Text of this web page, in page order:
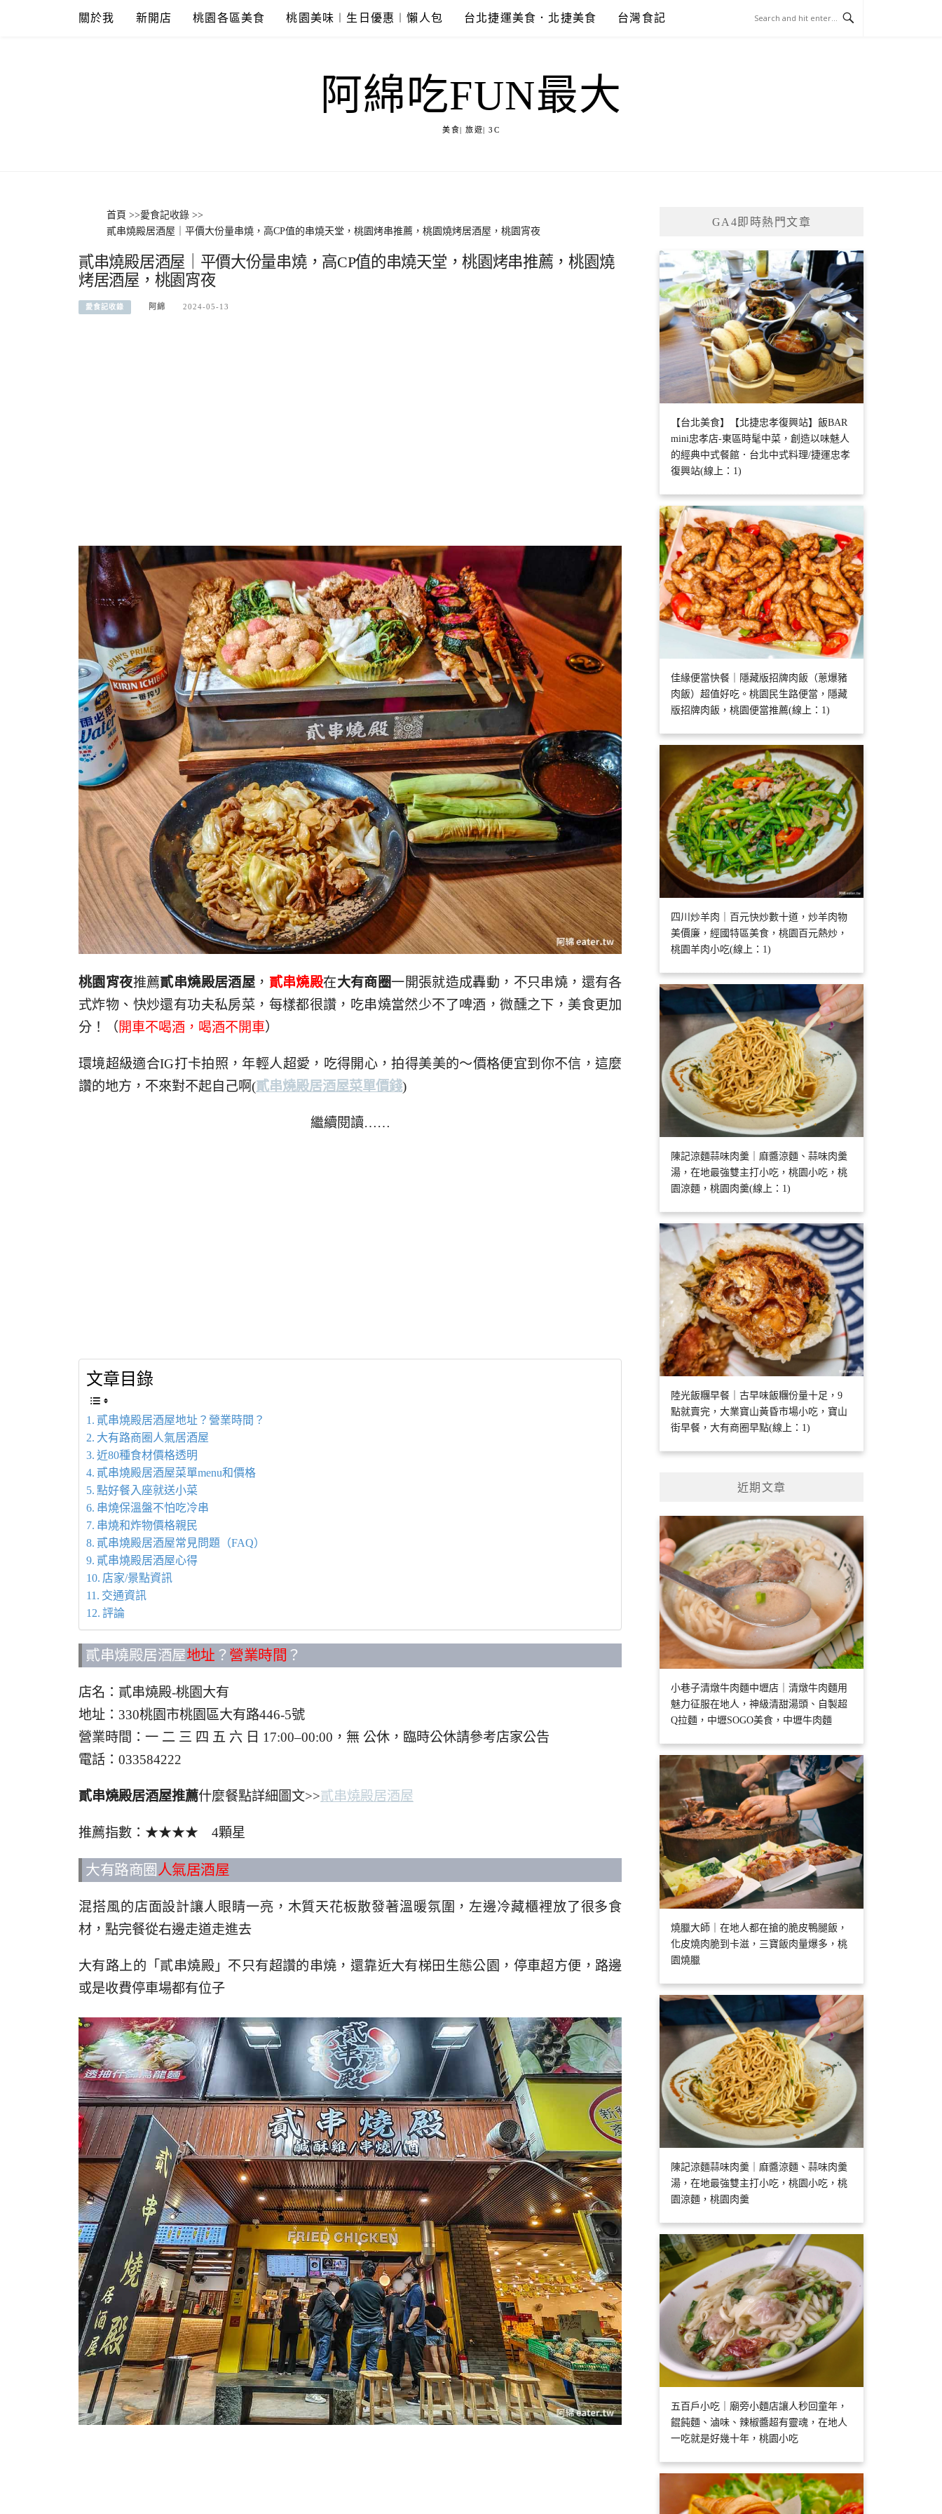
關於我 新開店 桃園各區美食 桃園美味︱生日優惠︱懶人包 台北捷運美食．北捷美食 台灣食記
阿綿吃FUN最大
美食| 旅遊| 3C
首頁 >>愛食記收錄 >>
貳串燒殿居酒屋｜平價大份量串燒，高CP值的串燒天堂，桃園烤串推薦，桃園燒烤居酒屋，桃園宵夜
貳串燒殿居酒屋｜平價大份量串燒，高CP值的串燒天堂，桃園烤串推薦，桃園燒
烤居酒屋，桃園宵夜
愛食記收錄 阿綿 2024-05-13
桃園宵夜推薦貳串燒殿居酒屋 ， 貳串燒殿在大有商圈一開張就造成轟動，不只串燒，還有各
式炸物、快炒還有功夫私房菜，每樣都很讚，吃串燒當然少不了啤酒，微醺之下，美食更加
分！（ 開車不喝酒，喝酒不開車）
環境超級適合IG打卡拍照，年輕人超愛，吃得開心，拍得美美的～價格便宜到你不信，這麼
讚的地方，不來對不起自己啊(貳串燒殿居酒屋菜單價錢)
繼續閱讀……
文章目錄
貳串燒殿居酒屋地址？營業時間？
大有路商圈人氣居酒屋
近80種食材價格透明
貳串燒殿居酒屋菜單menu和價格
點好餐入座就送小菜
串燒保溫盤不怕吃冷串
串燒和炸物價格親民
貳串燒殿居酒屋常見問題（FAQ）
貳串燒殿居酒屋心得
店家/景點資訊
交通資訊
評論
貳串燒殿居酒屋地址 ？ 營業時間 ？
店名：貳串燒殿-桃園大有
地址：330桃園市桃園區大有路446-5號
營業時間：一 二 三 四 五 六 日 17:00–00:00，無 公休，臨時公休請參考店家公告
電話：033584222
貳串燒殿居酒屋推薦什麼餐點詳細圖文>>貳串燒殿居酒屋
推薦指數：★★★★ 4顆星
大有路商圈 人氣居酒屋
混搭風的店面設計讓人眼睛一亮，木質天花板散發著溫暖氛圍，左邊冷藏櫃裡放了很多食
材，點完餐從右邊走道走進去
大有路上的「貳串燒殿」不只有超讚的串燒，還靠近大有梯田生態公園，停車超方便，路邊
或是收費停車場都有位子
GA4即時熱門文章
【台北美食】【北捷忠孝復興站】飯BAR
mini忠孝店-東區時髦中菜，創造以味魅人
的經典中式餐館．台北中式料理/捷運忠孝
復興站(線上：1)
佳緣便當快餐｜隱藏版招牌肉飯（蔥爆豬
肉飯）超值好吃。桃園民生路便當，隱藏
版招牌肉飯，桃園便當推薦(線上：1)
四川炒羊肉｜百元快炒數十道，炒羊肉物
美價廉，經國特區美食，桃園百元熱炒，
桃園羊肉小吃(線上：1)
陳記涼麵蒜味肉羹｜麻醬涼麵、蒜味肉羹
湯，在地最強雙主打小吃，桃園小吃，桃
園涼麵，桃園肉羹(線上：1)
陸光飯糰早餐｜古早味飯糰份量十足，9
點就賣完，大業寶山黃昏市場小吃，寶山
街早餐，大有商圈早點(線上：1)
近期文章
小巷子清燉牛肉麵中壢店｜清燉牛肉麵用
魅力征服在地人，神級清甜湯頭、自製超
Q拉麵，中壢SOGO美食，中壢牛肉麵
燒臘大師｜在地人都在搶的脆皮鴨腿飯，
化皮燒肉脆到卡滋，三寶飯肉量爆多，桃
園燒臘
陳記涼麵蒜味肉羹｜麻醬涼麵、蒜味肉羹
湯，在地最強雙主打小吃，桃園小吃，桃
園涼麵，桃園肉羹
五百戶小吃｜廟旁小麵店讓人秒回童年，
餛飩麵、滷味、辣椒醬超有靈魂，在地人
一吃就是好幾十年，桃園小吃